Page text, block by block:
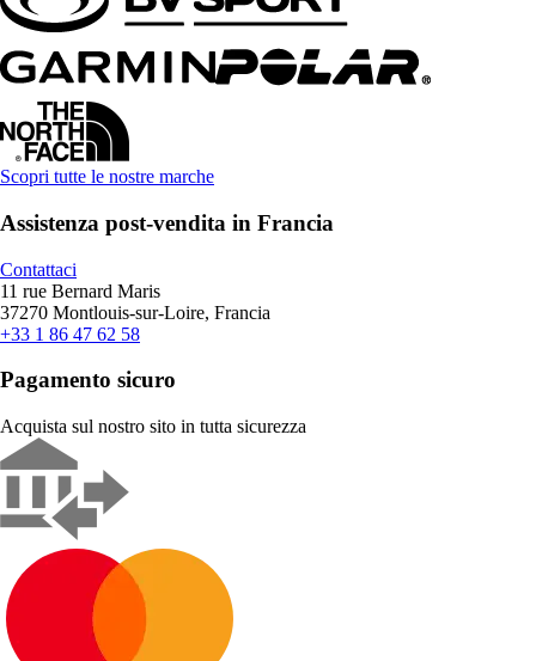
Scopri tutte le nostre marche
Assistenza post-vendita in Francia
Contattaci
11 rue Bernard Maris
37270 Montlouis-sur-Loire, Francia
+33 1 86 47 62 58
Pagamento sicuro
Acquista sul nostro sito in tutta sicurezza